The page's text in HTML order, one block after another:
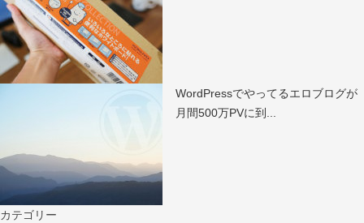
WordPressでやってるエロブログが
月間500万PVに到...
カテゴリー